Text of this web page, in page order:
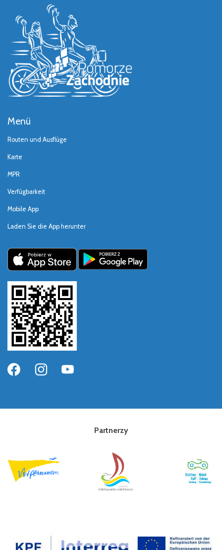
Menü
Routen und Ausflüge
Karte
MPR
Verfügbarkeit
Mobile App
Laden Sie die App herunter
Partnerzy